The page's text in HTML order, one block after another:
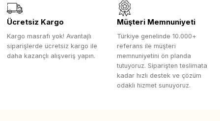
Ücretsiz Kargo
Kargo masrafı yok! Avantajlı
siparişlerde ücretsiz kargo ile
daha kazançlı alışveriş yapın.
Müşteri Memnuniyeti
Türkiye genelinde 10.000+
referans ile müşteri
memnuniyetini ön planda
tutuyoruz. Siparişten teslimata
kadar hızlı destek ve çözüm
odaklı hizmet sunuyoruz.